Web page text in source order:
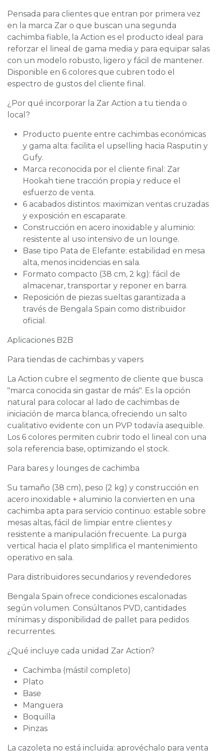
Pensada para clientes que entran por primera vez
en la marca Zar o que buscan una segunda
cachimba fiable, la Action es el producto ideal para
reforzar el lineal de gama media y para equipar salas
con un modelo robusto, ligero y fácil de mantener.
Disponible en 6 colores que cubren todo el
espectro de gustos del cliente final.
¿Por qué incorporar la Zar Action a tu tienda o
local?
Producto puente entre cachimbas económicas
y gama alta: facilita el upselling hacia Rasputin y
Gufy.
Marca reconocida por el cliente final: Zar
Hookah tiene tracción propia y reduce el
esfuerzo de venta.
6 acabados distintos: maximizan ventas cruzadas
y exposición en escaparate.
Construcción en acero inoxidable y aluminio:
resistente al uso intensivo de un lounge.
Base tipo Pata de Elefante: estabilidad en mesa
alta, menos incidencias en sala.
Formato compacto (38 cm, 2 kg): fácil de
almacenar, transportar y reponer en barra.
Reposición de piezas sueltas garantizada a
través de Bengala Spain como distribuidor
oficial.
Aplicaciones B2B
Para tiendas de cachimbas y vapers
La Action cubre el segmento de cliente que busca
"marca conocida sin gastar de más". Es la opción
natural para colocar al lado de cachimbas de
iniciación de marca blanca, ofreciendo un salto
cualitativo evidente con un PVP todavía asequible.
Los 6 colores permiten cubrir todo el lineal con una
sola referencia base, optimizando el stock.
Para bares y lounges de cachimba
Su tamaño (38 cm), peso (2 kg) y construcción en
acero inoxidable + aluminio la convierten en una
cachimba apta para servicio continuo: estable sobre
mesas altas, fácil de limpiar entre clientes y
resistente a manipulación frecuente. La purga
vertical hacia el plato simplifica el mantenimiento
operativo en sala.
Para distribuidores secundarios y revendedores
Bengala Spain ofrece condiciones escalonadas
según volumen. Consúltanos PVD, cantidades
mínimas y disponibilidad de pallet para pedidos
recurrentes.
¿Qué incluye cada unidad Zar Action?
Cachimba (mástil completo)
Plato
Base
Manguera
Boquilla
Pinzas
La cazoleta no está incluida: aprovéchalo para venta